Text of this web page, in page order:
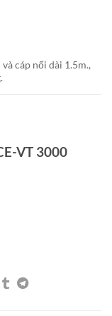
cáp nối dài 1.5m.,
VT 3000